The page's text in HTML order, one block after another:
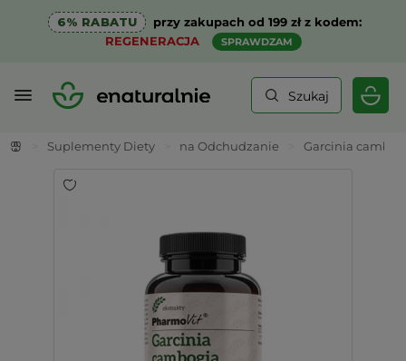
6% RABATU
przy zakupach od 199 zł z kodem:
REGENERACJA
SPRAWDZAM
Szukaj
Suplementy Diety na Odchudzanie Garcinia